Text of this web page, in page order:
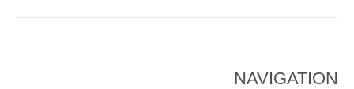
NAVIGATION